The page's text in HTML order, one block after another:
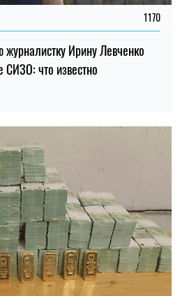
1170
Ирину Левченко
СИЗО: что известно